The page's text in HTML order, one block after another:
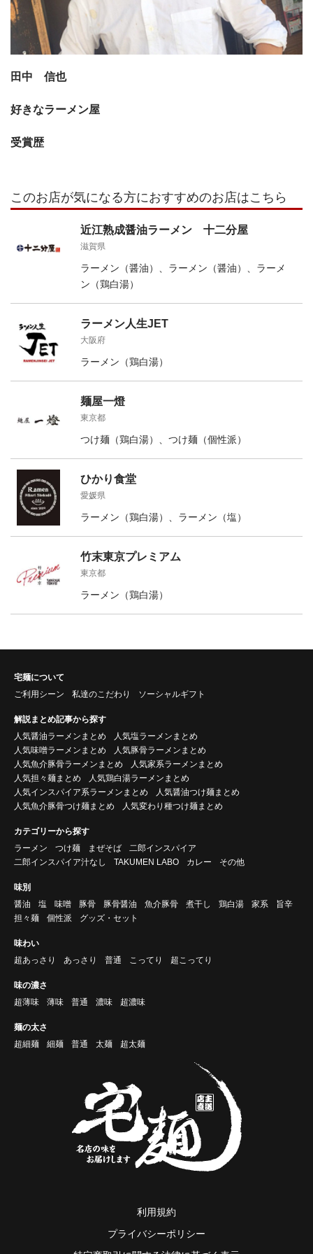
田中 信也
好きなラーメン屋
受賞歴
このお店が気になる方におすすめのお店はこちら
近江熟成醤油ラーメン 十二分屋
滋賀県
ラーメン（醤油）、ラーメン（醤油）、ラーメ
ン（鶏白湯）
ラーメン人生JET
大阪府
ラーメン（鶏白湯）
麺屋一燈
東京都
つけ麺（鶏白湯）、つけ麺（個性派）
ひかり食堂
愛媛県
ラーメン（鶏白湯）、ラーメン（塩）
竹末東京プレミアム
東京都
ラーメン（鶏白湯）
宅麺について
ご利用シーン
私達のこだわり ソーシャルギフト
解説まとめ記事から探す
人気醤油ラーメンまとめ
人気塩ラーメンまとめ
人気味噌ラーメンまとめ
人気豚骨ラーメンまとめ
人気魚介豚骨ラーメンまとめ
人気家系ラーメンまとめ
人気担々麺まとめ
人気鶏白湯ラーメンまとめ
人気インスパイア系ラーメンまとめ
人気醤油つけ麺まとめ
人気魚介豚骨つけ麺まとめ
人気変わり種つけ麺まとめ
カテゴリーから探す
ラーメン
つけ麺 まぜそば
二郎インスパイア
二郎インスパイア汁なし
TAKUMEN LABO カレー その他
味別
醤油
塩 味噌 豚骨 豚骨醤油 魚介豚骨 煮干し 鶏白湯 家系
旨辛
担々麺
個性派 グッズ・セット
味わい
超あっさり
あっさり 普通 こってり 超こってり
味の濃さ
超薄味
薄味 普通 濃味 超濃味
麺の太さ
超細麺
細麺 普通 太麺 超太麺
利用規約
プライバシーポリシー